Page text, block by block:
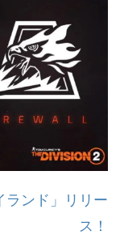
ランド」リリー
ス！